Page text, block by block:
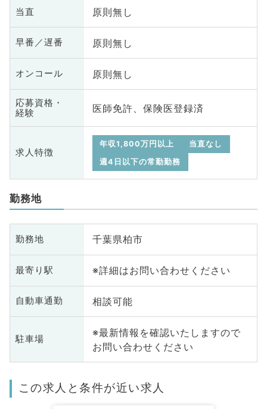
当直 原則無し
早番／遅番 原則無し
オンコール 原則無し
応募資格・
経験
医師免許、保険医登録済
求人特徴
年収1,800万円以上
当直なし
週4日以下の常勤勤務
勤務地
勤務地 千葉県柏市
最寄り駅 ※詳細はお問い合わせください
自動車通勤 相談可能
駐車場
※最新情報を確認いたしますので
お問い合わせください
この求人と条件が近い求人